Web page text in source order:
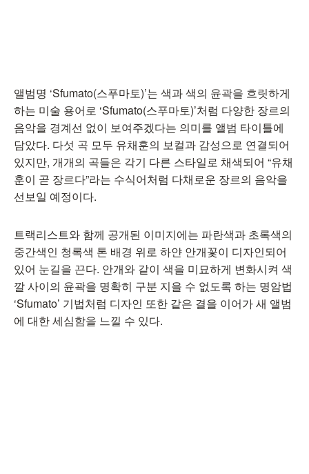
앨범명 ‘Sfumato(스푸마토)’는 색과 색의 윤곽을 흐릿하게
하는 미술 용어로 ‘Sfumato(스푸마토)’처럼 다양한 장르의
음악을 경계선 없이 보여주겠다는 의미를 앨범 타이틀에
담았다. 다섯 곡 모두 유채훈의 보컬과 감성으로 연결되어
있지만, 개개의 곡들은 각기 다른 스타일로 채색되어 “유채
훈이 곧 장르다”라는 수식어처럼 다채로운 장르의 음악을
선보일 예정이다.
트랙리스트와 함께 공개된 이미지에는 파란색과 초록색의
중간색인 청록색 톤 배경 위로 하얀 안개꽃이 디자인되어
있어 눈길을 끈다. 안개와 같이 색을 미묘하게 변화시켜 색
깔 사이의 윤곽을 명확히 구분 지을 수 없도록 하는 명암법
‘Sfumato’ 기법처럼 디자인 또한 같은 결을 이어가 새 앨범
에 대한 세심함을 느낄 수 있다.